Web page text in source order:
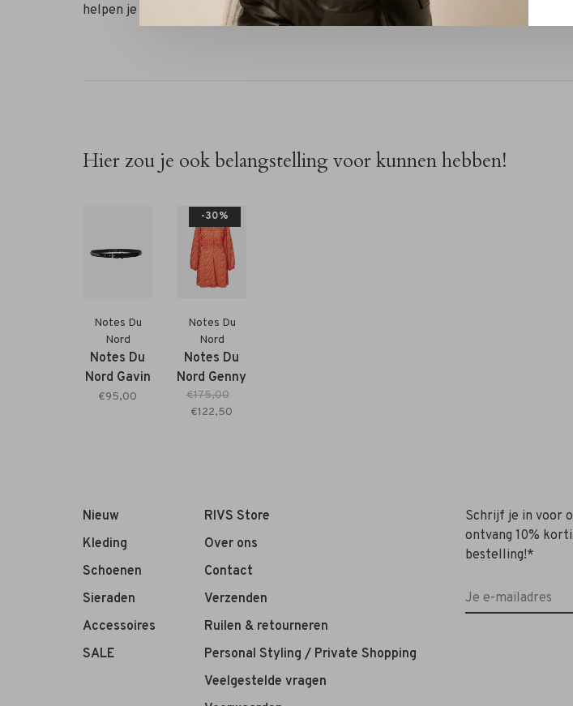
helpen je graag verder!
Hier zou je ook belangstelling voor kunnen hebben!
Notes Du
Nord
Notes Du
Nord Gavin
Leather
€95,00
-30%
Notes Du
Nord
Notes Du
Nord Genny
Recycled
Dress
€175,00
€122,50
Nieuw
Kleding
Schoenen
Sieraden
Accessoires
SALE
RIVS Store
Over ons
Contact
Verzenden
Ruilen & retourneren
Personal Styling / Private Shopping
Veelgestelde vragen
Schrijf je in voor
ontvang 10%
bestelling!*